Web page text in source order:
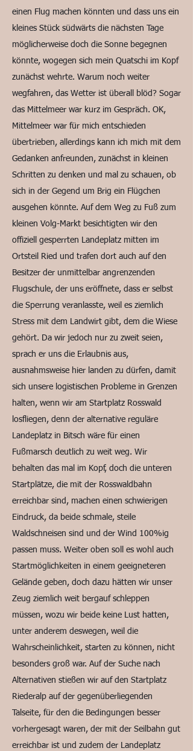
einen Flug machen könnten und dass uns ein
kleines Stück südwärts die nächsten Tage
möglicherweise doch die Sonne begegnen
könnte, wogegen sich mein Quatschi im Kopf
zunächst wehrte. Warum noch weiter
wegfahren, das Wetter ist überall blöd? Sogar
das Mittelmeer war kurz im Gespräch. OK,
Mittelmeer war für mich entschieden
übertrieben, allerdings kann ich mich mit dem
Gedanken anfreunden, zunächst in kleinen
Schritten zu denken und mal zu schauen, ob
sich in der Gegend um Brig ein Flügchen
ausgehen könnte. Auf dem Weg zu Fuß zum
kleinen Volg-Markt besichtigten wir den
offiziell gesperrten Landeplatz mitten im
Ortsteil Ried und trafen dort auch auf den
Besitzer der unmittelbar angrenzenden
Flugschule, der uns eröffnete, dass er selbst
die Sperrung veranlasste, weil es ziemlich
Stress mit dem Landwirt gibt, dem die Wiese
gehört. Da wir jedoch nur zu zweit seien,
sprach er uns die Erlaubnis aus,
ausnahmsweise hier landen zu dürfen, damit
sich unsere logistischen Probleme in Grenzen
halten, wenn wir am Startplatz Rosswald
losfliegen, denn der alternative reguläre
Landeplatz in Bitsch wäre für einen
Fußmarsch deutlich zu weit weg. Wir
behalten das mal im Kopf, doch die unteren
Startplätze, die mit der Rosswaldbahn
erreichbar sind, machen einen schwierigen
Eindruck, da beide schmale, steile
Waldschneisen sind und der Wind 100%ig
passen muss. Weiter oben soll es wohl auch
Startmöglichkeiten in einem geeigneteren
Gelände geben, doch dazu hätten wir unser
Zeug ziemlich weit bergauf schleppen
müssen, wozu wir beide keine Lust hatten,
unter anderem deswegen, weil die
Wahrscheinlichkeit, starten zu können, nicht
besonders groß war. Auf der Suche nach
Alternativen stießen wir auf den Startplatz
Riederalp auf der gegenüberliegenden
Talseite, für den die Bedingungen besser
vorhergesagt waren, der mit der Seilbahn gut
erreichbar ist und zudem der Landeplatz